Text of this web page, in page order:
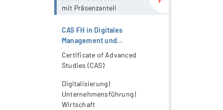
mit Präsenzanteil
CAS FH in Digitales
Management und
Unternehmensführung
Certificate of Advanced
Studies (CAS)
Digitalisierung |
Unternehmensführung |
Wirtschaft